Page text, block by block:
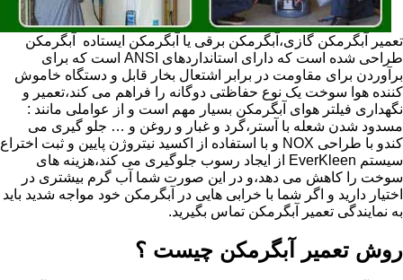
تعمیر آبگرمکن گازی،آبگرمکن برقی یا آبگرمکن ایستاده ​ آبگرمکن
طراحی شده است که دارای استانداردهای ANSI است که برای
برآوردن برای مقاومت در برابر اشتعال بخار قابل و دستگاه خاموش
کننده هوا سوخت یک نوع حفاظتی دوگانه را فراهم می کند،تعمیر و
نگهداری فیلتر هوای آبگرمکن بسیار مهم است و از عواملی مانند :
مسدود شدن شعله با آستر،گرد و غبار و روغن و … جلو گیری می
کندو با طراحی NOX و با استفاده از اکسید نیتروژن پایین و ثبت اختراع
سیستم EverKleen از ایجاد رسوب جلوگیری می کند،هزینه های
سوخت را کاهش می دهد،و در این صورت شما آب گرم بیشتری در
اختیار دارید و اگر شما با خرابی هایی در آبگرمکن خود مواجه شدید باید
به نمایندگی تعمیر آبگرمکن تماس بگیرید.
روش تعمیر آبگرمکن چیست ؟